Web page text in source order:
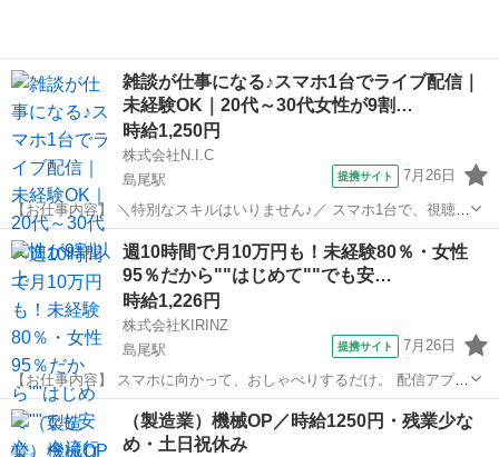
雑談が仕事になる♪スマホ1台でライブ配信｜
未経験OK｜20代～30代女性が9割…
時給1,250円
株式会社N.I.C
島尾駅
提携サイト 7月26日
【お仕事内容】 ＼特別なスキルはいりません♪／ スマホ1台で、視聴者
と楽しくお話しするだけ。 在籍ライバーの9割以上が20代～30代の女
性。 同世代が多く、未経験からでも始めやすい環境です。 スマホアプ
リを使ったライブ配...
富山 氷見市 島尾駅 イベントスタッフ
週10時間で月10万円も！未経験80％・女性
95％だから""はじめて""でも安…
時給1,226円
株式会社KIRINZ
島尾駅
提携サイト 7月26日
【お仕事内容】 スマホに向かって、おしゃべりするだけ。 配信アプリ
（17LIVE／Pococha／IRIAM など）でライブ配信するお仕事です。
——————————— 配信内容はぜんぶ自由
——————————— ・今日...
富山 氷見市 島尾駅 イベントスタッフ
（製造業）機械OP／時給1250円・残業少な
め・土日祝休み